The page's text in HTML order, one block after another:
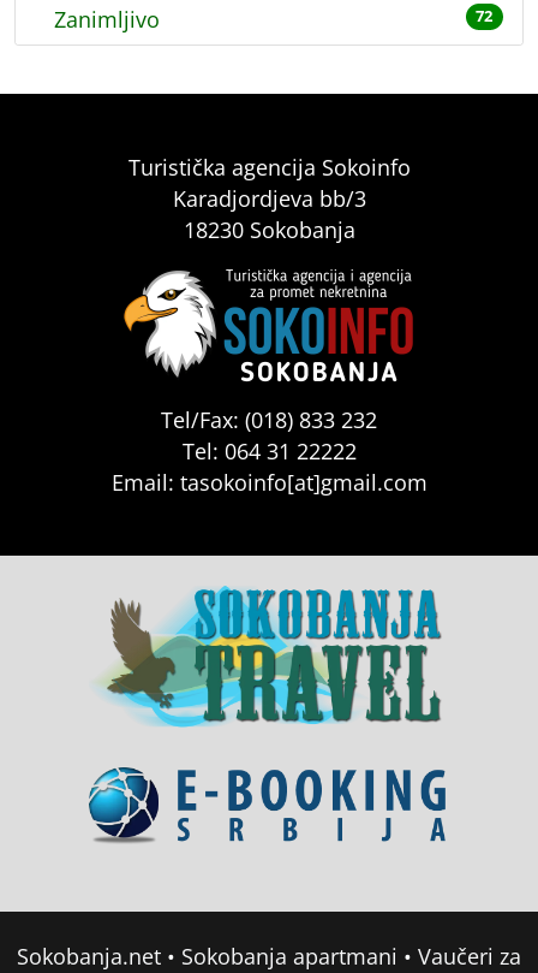
Zanimljivo 72
Turistička agencija Sokoinfo
Karadjordjeva bb/3
18230 Sokobanja
Tel/Fax: (018) 833 232
Tel: 064 31 22222
Email: tasokoinfo[at]gmail.com
Sokobanja.net • Sokobanja apartmani • Vaučeri za